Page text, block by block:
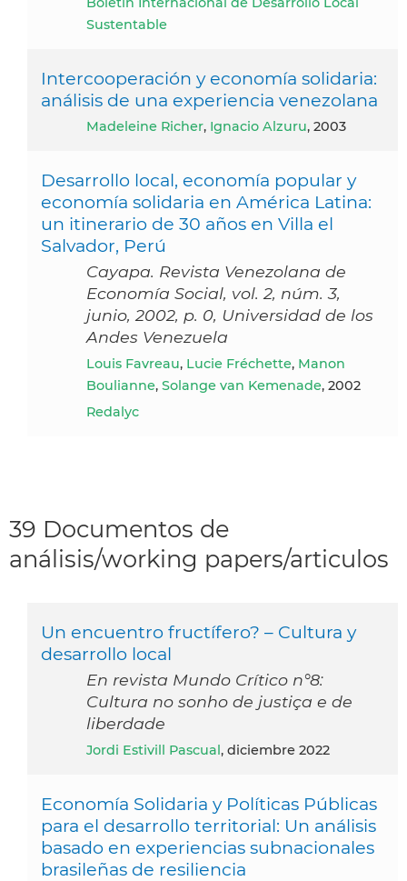
Sustentable
Intercooperación y economía solidaria:
análisis de una experiencia venezolana
Madeleine Richer, Ignacio Alzuru, 2003
Desarrollo local, economía popular y
economía solidaria en América Latina:
un itinerario de 30 años en Villa el
Salvador, Perú
Cayapa. Revista Venezolana de
Economía Social, vol. 2, núm. 3,
junio, 2002, p. 0, Universidad de los
Andes Venezuela
Louis Favreau, Lucie Fréchette, Manon
Boulianne, Solange van Kemenade, 2002
Redalyc
39 Documentos de
análisis/working papers/articulos
Un encuentro fructífero? – Cultura y
desarrollo local
En revista Mundo Crítico n°8:
Cultura no sonho de justiça e de
liberdade
Jordi Estivill Pascual, diciembre 2022
Economía Solidaria y Políticas Públicas
para el desarrollo territorial: Un análisis
basado en experiencias subnacionales
brasileñas de resiliencia